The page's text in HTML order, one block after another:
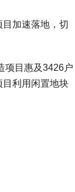
目加速落地，切
项目惠及3426户
目利用闲置地块